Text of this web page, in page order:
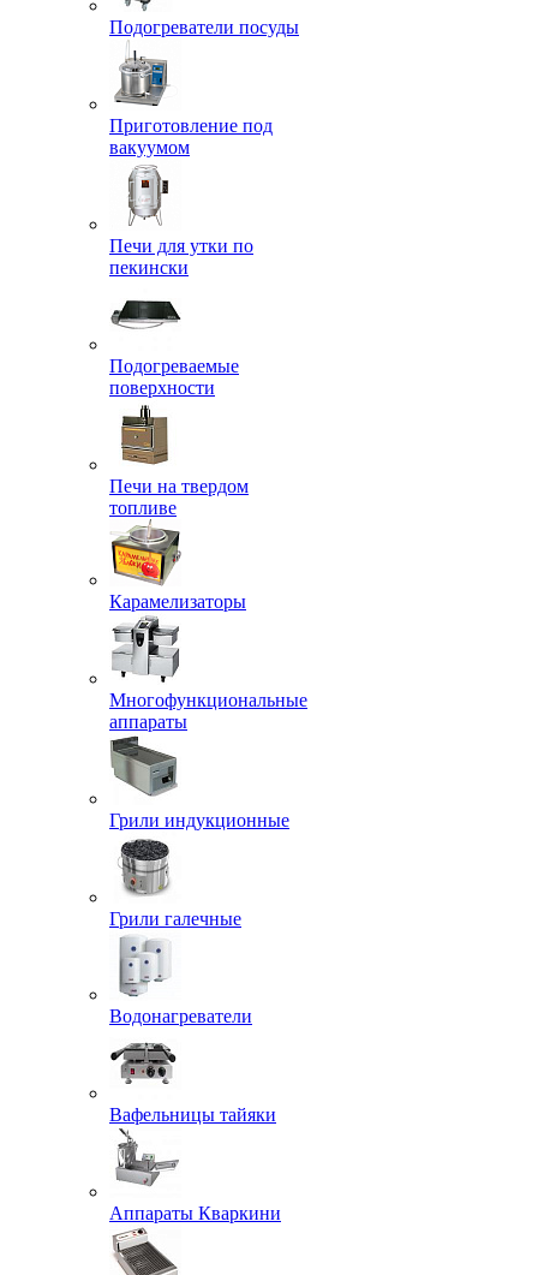
Подогреватели посуды
Приготовление под
вакуумом
Печи для утки по
пекински
Подогреваемые
поверхности
Печи на твердом
топливе
Карамелизаторы
Многофункциональные
аппараты
Грили индукционные
Грили галечные
Водонагреватели
Вафельницы тайяки
Аппараты Кваркини